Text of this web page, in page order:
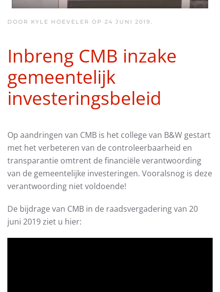
DOOR KYLE HOEVELER OP 24 JUNI 2019 .
Inbreng CMB inzake
gemeentelijk
investeringsbeleid
Op aandringen van CMB is het college van B&W gestart
met het verbeteren van de controleerbaarheid en
transparantie omtrent de financiële verantwoording
van de gemeentelijke investeringen. Vooralsnog is deze
verantwoording niet voldoende!
De bijdrage van CMB in de raadsvergadering van 20
juni 2019 ziet u hier: